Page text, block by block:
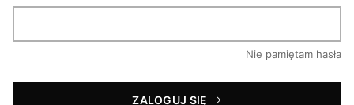
Nie pamiętam hasła
ZALOGUJ SIĘ